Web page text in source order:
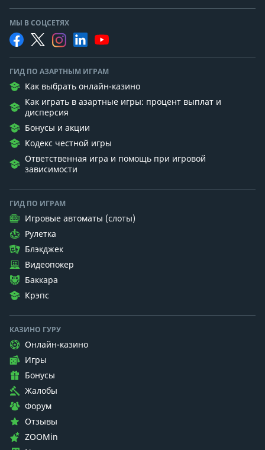
МЫ В СОЦСЕТЯХ
ГИД ПО АЗАРТНЫМ ИГРАМ
Как выбрать онлайн-казино
Как играть в азартные игры: процент выплат и
дисперсия
Бонусы и акции
Кодекс честной игры
Ответственная игра и помощь при игровой
зависимости
ГИД ПО ИГРАМ
Игровые автоматы (слоты)
Рулетка
Блэкджек
Видеопокер
Баккара
Крэпс
КАЗИНО ГУРУ
Онлайн-казино
Игры
Бонусы
Жалобы
Форум
Отзывы
ZOOMin